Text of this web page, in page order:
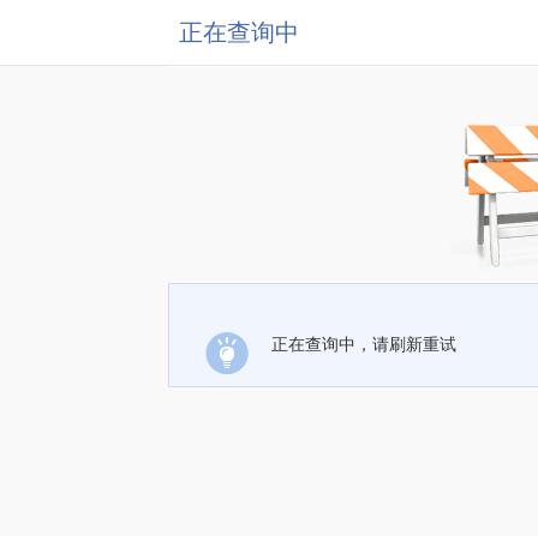
正在查询中
正在查询中，请刷新重试